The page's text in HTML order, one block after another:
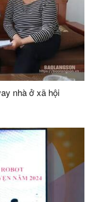
nhà ở xã hội